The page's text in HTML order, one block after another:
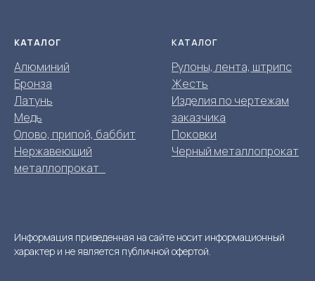
КАТАЛОГ
Алюминий
Бронза
Латунь
Медь
Олово, припой, баббит
Нержавеющий
металлопрокат
КАТАЛОГ
Рулоны, лента, штрипс
Жесть
Изделия по чертежам
заказчика
Поковки
Черный металлопрокат
Информация приведенная на сайте носит информационный
характер и не является публичной офертой.